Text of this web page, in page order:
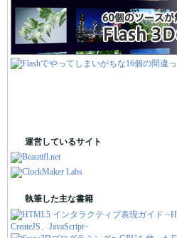
運営しているサイト
執筆した主な書籍